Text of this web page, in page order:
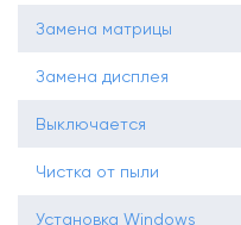
Замена матрицы
Замена дисплея
Выключается
Чистка от пыли
Установка Windows